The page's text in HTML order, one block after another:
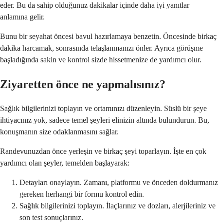
eder. Bu da sahip olduğunuz dakikalar içinde daha iyi yanıtlar
anlamına gelir.
Bunu bir seyahat öncesi bavul hazırlamaya benzetin. Öncesinde birkaç
dakika harcamak, sonrasında telaşlanmanızı önler. Ayrıca görüşme
başladığında sakin ve kontrol sizde hissetmenize de yardımcı olur.
Ziyaretten önce ne yapmalısınız?
Sağlık bilgilerinizi toplayın ve ortamınızı düzenleyin. Süslü bir şeye
ihtiyacınız yok, sadece temel şeyleri elinizin altında bulundurun. Bu,
konuşmanın size odaklanmasını sağlar.
Randevunuzdan önce yerleşin ve birkaç şeyi toparlayın. İşte en çok
yardımcı olan şeyler, temelden başlayarak:
Detayları onaylayın. Zamanı, platformu ve önceden doldurmanız
gereken herhangi bir formu kontrol edin.
Sağlık bilgilerinizi toplayın. İlaçlarınız ve dozları, alerjileriniz ve
son test sonuçlarınız.